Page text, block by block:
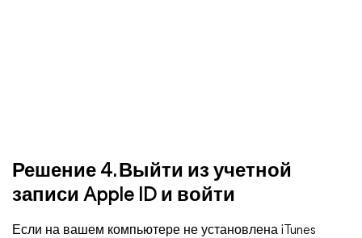
Решение 4. Выйти из учетной
записи Apple ID и войти
Если на вашем компьютере не установлена iTunes